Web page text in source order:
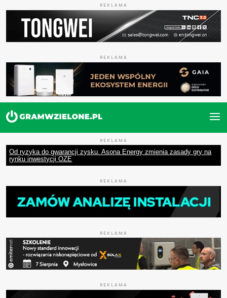
REKLAMA
REKLAMA
REKLAMA
Od ryzyka do gwarancji zysku. Asona Energy zmienia zasady gry na
rynku inwestycji OZE
REKLAMA
REKLAMA
REKLAMA